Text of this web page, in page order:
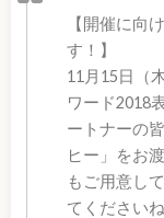
【開催に向
す！】
11月15日（
ワード2018
ートナーの
ヒー」をお
もご用意し
てください